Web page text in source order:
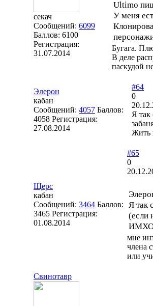
секач
Сообщений: 6099
Баллов: 6100
Регистрация:
31.07.2014
Ultimo
У меня
Бугага.
В деле
паскудой
Элерон
кабан
Сообщений: 4057 Баллов:
4058 Регистрация:
27.08.2014
#64
0
Я так
Жить
Щерс
кабан
Сообщений: 3464 Баллов:
3465 Регистрация:
01.08.2014
#65
0
Я так
(если
мне
члена
или
Свинотавр